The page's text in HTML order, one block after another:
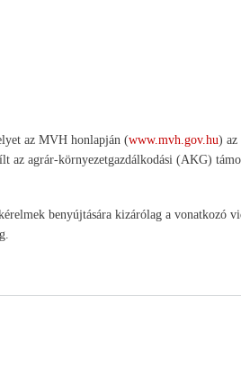
az MVH honlapján (www.mvh.gov.hu) az
agrár-környezetgazdálkodási (AKG)
benyújtására kizárólag a vonatkozó